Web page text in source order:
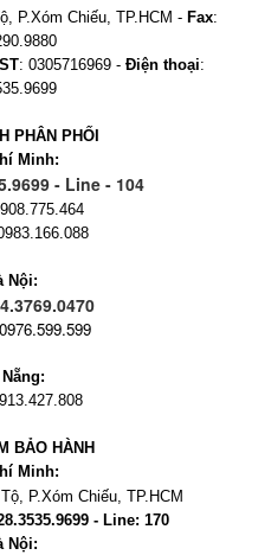
P.Xóm Chiếu, TP.HCM - Fax:
: 0305716969 - Điện thoại:
PHÂN PHỐI
Minh:
- Line - 104
Nội:
BẢO HÀNH
Minh:
P.Xóm Chiếu, TP.HCM
- Line: 170
Nội: